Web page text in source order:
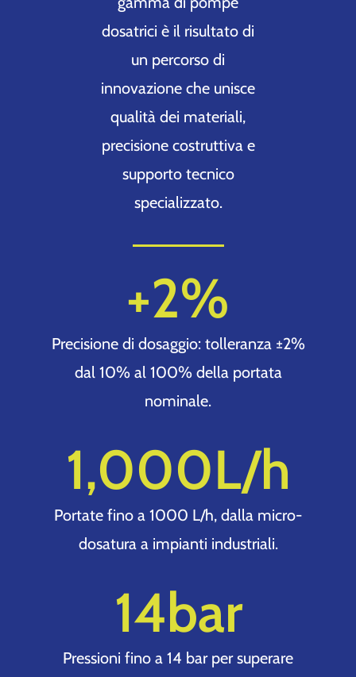
dosatrici è il risultato di
un percorso di
innovazione che unisce
qualità dei materiali,
precisione costruttiva e
supporto tecnico
specializzato.
+2%
Precisione di dosaggio: tolleranza ±2%
dal 10% al 100% della portata
nominale.
1,000L/h
Portate fino a 1000 L/h, dalla micro-
dosatura a impianti industriali.
14bar
Pressioni fino a 14 bar per superare